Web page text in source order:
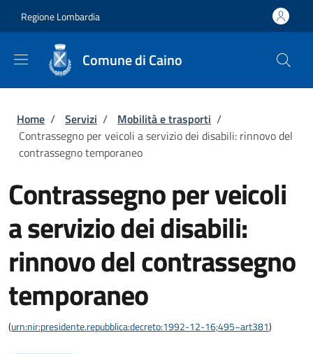
Regione Lombardia
Comune di Caino
Briciole di pane
Home / Servizi / Mobilità e trasporti /
Contrassegno per veicoli a servizio dei disabili: rinnovo del
contrassegno temporaneo
Contrassegno per veicoli
a servizio dei disabili:
rinnovo del contrassegno
temporaneo
(urn:nir:presidente.repubblica:decreto:1992-12-16;495~art381)